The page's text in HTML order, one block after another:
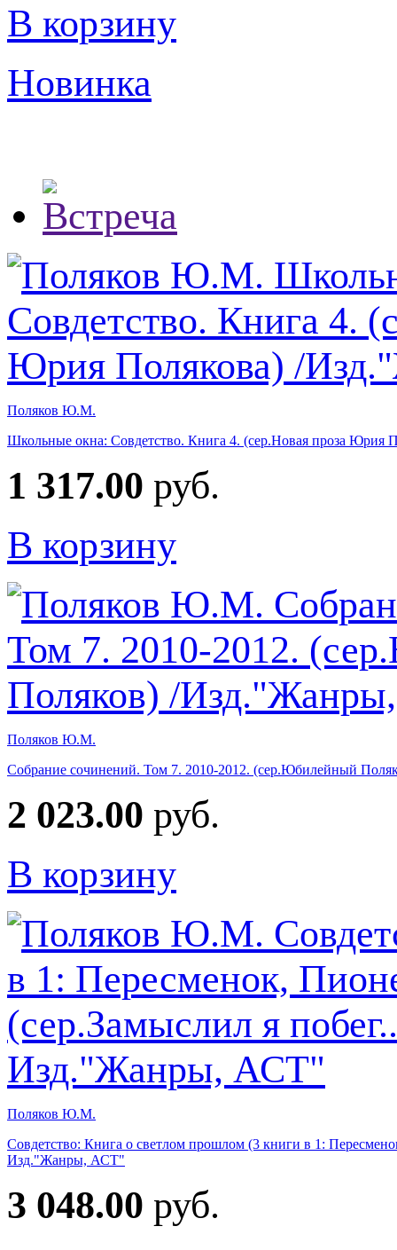
В корзину
Новинка
Поляков Ю.М.
Школьные окна: Совдетство. Книга 4. (сер.Новая проза
1 317.00 руб.
В корзину
Поляков Ю.М.
Собрание сочинений. Том 7. 2010-2012. (сер.Юбилейный
2 023.00 руб.
В корзину
Поляков Ю.М.
Совдетство: Книга о светлом прошлом (3 книги в 1:
Изд."Жанры, АСТ"
3 048.00 руб.